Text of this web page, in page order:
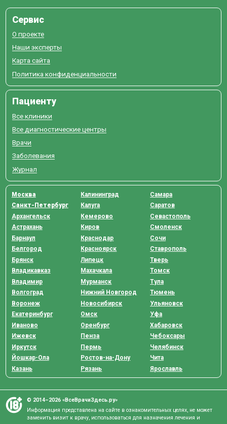
Сервис
О проекте
Наши эксперты
Карта сайта
Политика конфиденциальности
Пациенту
Все клиники
Все диагностические центры
Врачи
Заболевания
Журнал
Москва
Санкт-Петербург
Архангельск
Астрахань
Барнаул
Белгород
Брянск
Владикавказ
Владимир
Волгоград
Воронеж
Екатеринбург
Иваново
Ижевск
Иркутск
Йошкар-Ола
Казань
Калининград
Калуга
Кемерово
Киров
Краснодар
Красноярск
Липецк
Махачкала
Мурманск
Нижний Новгород
Новосибирск
Омск
Оренбург
Пенза
Пермь
Ростов-на-Дону
Рязань
Самара
Саратов
Севастополь
Смоленск
Сочи
Ставрополь
Тверь
Томск
Тула
Тюмень
Ульяновск
Уфа
Хабаровск
Чебоксары
Челябинск
Чита
Ярославль
© 2014–2026 «ВсеВрачиЗдесь.ру»
Информация представлена на сайте в ознакомительных целях, не может
заменить визит к врачу, использоваться для назначения лечения и